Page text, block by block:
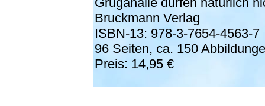
Bruckmann Verlag
ISBN-13: 978-3-7654-4563-7
96 Seiten, ca. 150
Preis: 14,95 €